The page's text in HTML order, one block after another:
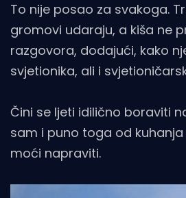
To nije posao za svakoga.
gromovi udaraju, a kiša ne
razgovora, dodajući, kako
svjetionika, ali i
Čini se ljeti idilično boraviti
sam i puno toga od
moći napraviti.